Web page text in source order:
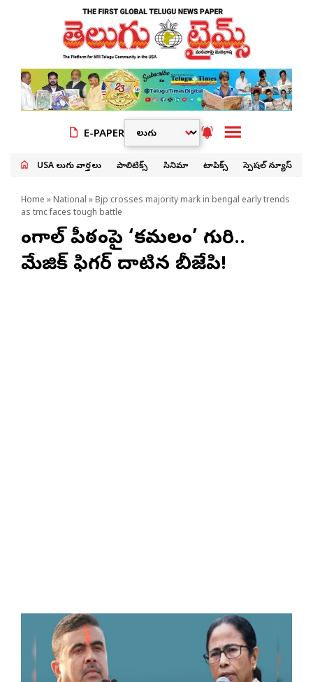
E-PAPER
USA తెలుగు వార్తలు పాలిటిక్స్ సినిమా టాపిక్స్ స్పెషల్ న్యూస్
Home » National » Bjp crosses majority mark in bengal early trends
as tmc faces tough battle
బెంగాల్‌ పీఠంపై ‘కమలం’ గురి..
మేజిక్ ఫిగర్ దాటిన బీజేపి!